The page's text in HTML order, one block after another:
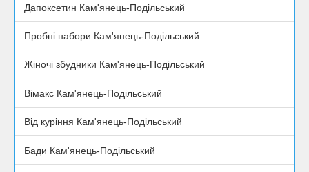
Дапоксетин Кам'янець-Подільський
Пробні набори Кам'янець-Подільський
Жіночі збудники Кам'янець-Подільський
Вімакс Кам'янець-Подільський
Від куріння Кам'янець-Подільський
Бади Кам'янець-Подільський